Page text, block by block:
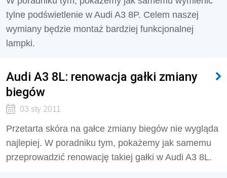
tylne podświetlenie w Audi A3 8P. Celem naszej
wymiany będzie montaż bardziej funkcjonalnej
lampki.
Audi A3 8L: renowacja gałki zmiany
biegów
03 sty 2011
Przetarta skóra na gałce zmiany biegów nie wygląda
najlepiej. W poradniku tym, pokażemy jak samemu
przeprowadzić renowację takiej gałki w Audi A3 8L.